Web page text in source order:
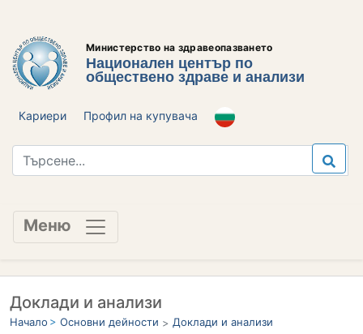
Министерство на здравеопазването
Национален център по
обществено здраве и анализи
Кариери Профил на купувача
Меню
Доклади и анализи
Начало Основни дейности Доклади и анализи